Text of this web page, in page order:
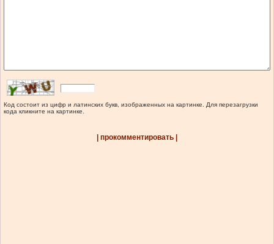
Код состоит из цифр и латинских букв, изображенных на картинке. Для перезагрузки
кода кликните на картинке.
| прокомментировать |